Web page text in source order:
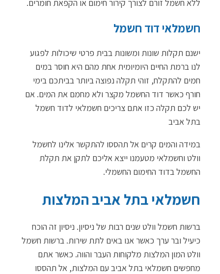
ללא חשמל זורם לצורך קירור חימום או הקפאת חומרים.
חשמלאי דוד חשמל
ישנם תקלות שונות ומשונות בבית פרטי שיכולות לפגוע
לנו ברמת החיים היומיומית אחת מהם היא חוסר במים
חמים להתקלח, זוהי תקלה נפוצה ביותר בביתכם בימי
חורף כאשר דוד החשמל מקצר ולא מחמם את המים. אם
יש לכם תקלה כזו אתם צריכים חשמלאי לדוד חשמל
בתל אביב
במידה והמים קרים אל תהססו להתקשר אלינו לחשמל
וולט וחשמלאי מטעמנו ייצא אליכם לתקן את תקלת
החשמל בדוד החימום החשמלי.
חשמלאי בתל אביב המלצות
ברשות חשמל וולט שנים רבות של ניסיון. ניסיון זה הוכח
כיעיל ובר ערך כאשר אנו באים לתת שירות. ברשות חשמל
וולט המון המלצות מלקוחות העבר והווה. כאשר אתם
מחפשים חשמלאי בתל אביב עם המלצות, אל תהססו